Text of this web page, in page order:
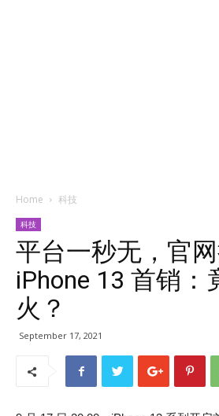
Home 科技
科技
平台一秒无，官网
iPhone 13 首销：
火？
September 17, 2021